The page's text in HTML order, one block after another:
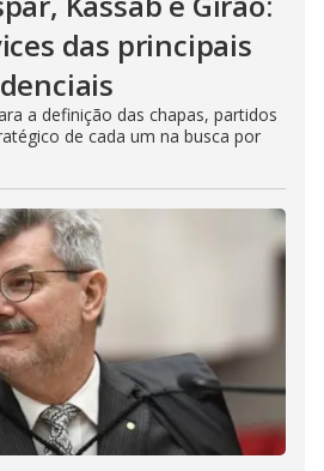
das principais
a definição das chapas, partidos
de cada um na busca por